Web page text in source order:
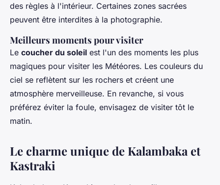
des règles à l'intérieur. Certaines zones sacrées
peuvent être interdites à la photographie.
Meilleurs moments pour visiter
Le coucher du soleil est l'un des moments les plus
magiques pour visiter les Météores. Les couleurs du
ciel se reflètent sur les rochers et créent une
atmosphère merveilleuse. En revanche, si vous
préférez éviter la foule, envisagez de visiter tôt le
matin.
Le charme unique de Kalambaka et
Kastraki